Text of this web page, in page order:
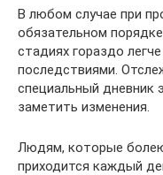
В любом случае при
обязательном
стадиях гораздо
последствиями.
специальный дневник
заметить изменения.
Людям, которые
приходится каждый